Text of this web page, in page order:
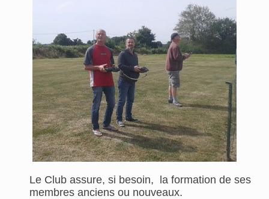
Le Club assure, si besoin, la formation de ses
membres anciens ou nouveaux.